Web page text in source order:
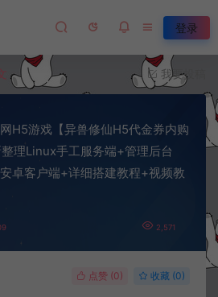
登录
我要投稿
H5游戏【异兽修仙H5代金券内购
理Linux手工服务端+管理后台
卓客户端+详细搭建教程+视频教
2,571
点赞 (0) 收藏 (0)